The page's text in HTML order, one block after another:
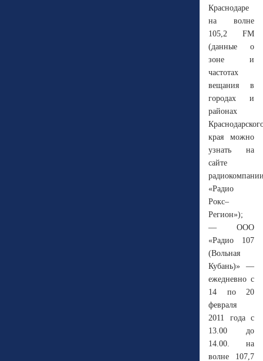
Краснодаре
на волне
105,2 FM
(данные о
зоне и
частотах
вещания в
городах и
районах
края можно
узнать на
сайте
«Радио
Рокс–
Регион»);
— ООО
«Радио 107
(Вольная
Кубань)» —
ежедневно с
14 по 20
февраля
2011 года с
13.00 до
14.00. на
волне 107,7